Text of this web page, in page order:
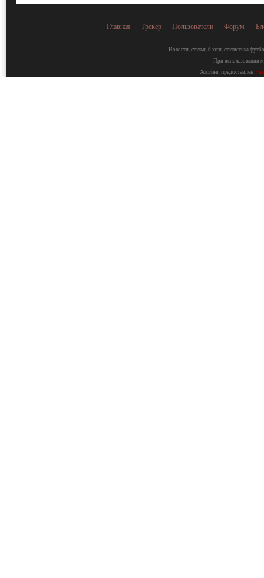
Главная Трекер Пользователи Форум
Новости, статьи, блоги, статистика
При использовании
Хостинг предоставлен